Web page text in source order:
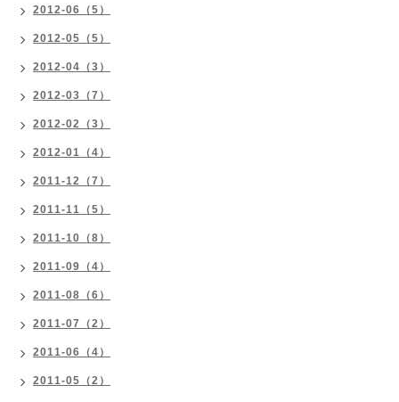
2012-06（5）
2012-05（5）
2012-04（3）
2012-03（7）
2012-02（3）
2012-01（4）
2011-12（7）
2011-11（5）
2011-10（8）
2011-09（4）
2011-08（6）
2011-07（2）
2011-06（4）
2011-05（2）